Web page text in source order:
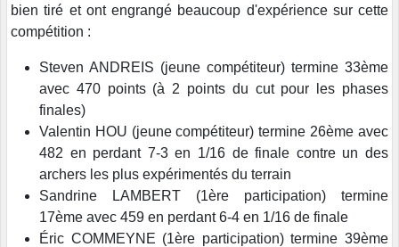
bien tiré et ont engrangé beaucoup d'expérience sur cette
compétition :
Steven ANDREIS (jeune compétiteur) termine 33ème
avec 470 points (à 2 points du cut pour les phases
finales)
Valentin HOU (jeune compétiteur) termine 26ème avec
482 en perdant 7-3 en 1/16 de finale contre un des
archers les plus expérimentés du terrain
Sandrine LAMBERT (1ère participation) termine
17ème avec 459 en perdant 6-4 en 1/16 de finale
Éric COMMEYNE (1ère participation) termine 39ème